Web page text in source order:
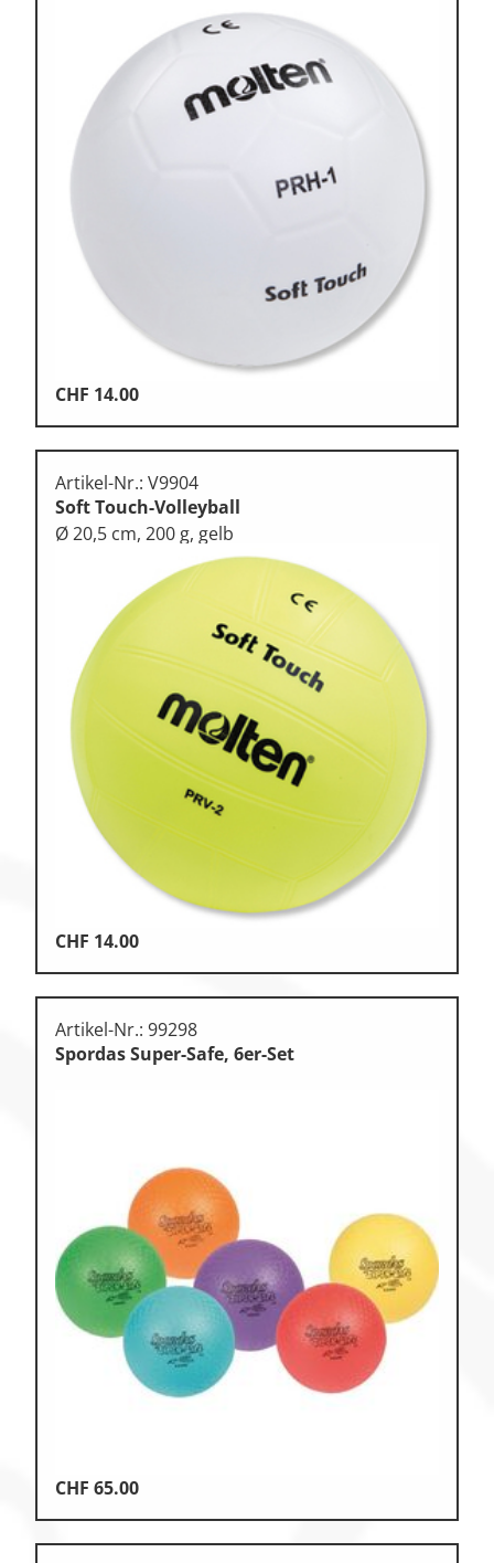
CHF 14.00
Artikel-Nr.: V9904
Soft Touch-Volleyball
Ø 20,5 cm, 200 g, gelb
CHF 14.00
Artikel-Nr.: 99298
Spordas Super-Safe, 6er-Set
CHF 65.00